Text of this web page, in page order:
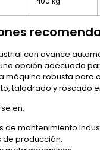
con avance
opción adecuada
máquina robusta para
taladrado y roscado
en:
de mantenimiento
de producción.